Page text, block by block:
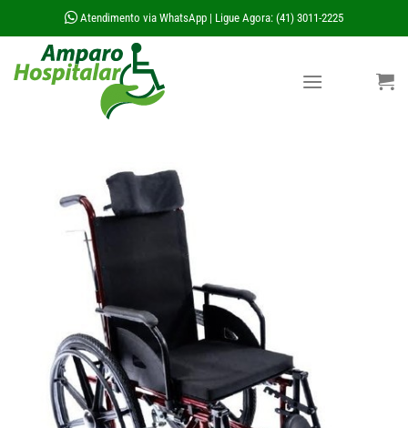
to
content
Atendimento via WhatsApp Ligue Agora: (41) 3011-2225